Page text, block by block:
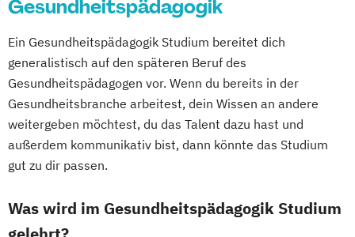
Gesundheitspädagogik
Ein Gesundheitspädagogik Studium bereitet dich
generalistisch auf den späteren Beruf des
Gesundheitspädagogen vor. Wenn du bereits in der
Gesundheitsbranche arbeitest, dein Wissen an andere
weitergeben möchtest, du das Talent dazu hast und
außerdem kommunikativ bist, dann könnte das Studium
gut zu dir passen.
Was wird im Gesundheitspädagogik Studium